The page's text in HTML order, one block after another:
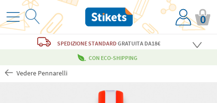
0
SPEDIZIONE STANDARD GRATUITADA18€
CON ECO-SHIPPING
Vedere Pennarelli